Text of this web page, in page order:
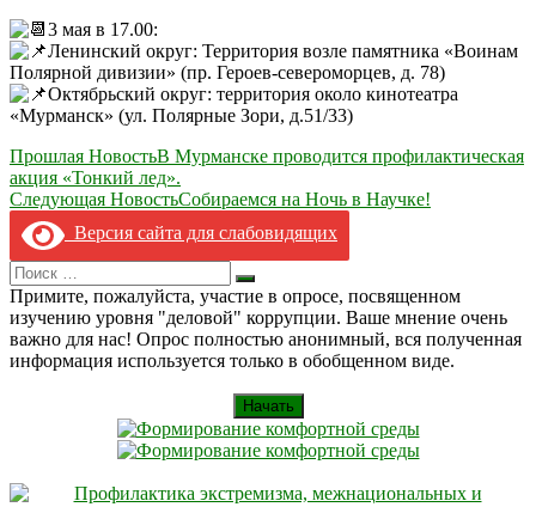
3 мая в 17.00:
Ленинский округ: Территория возле памятника «Воинам
Полярной дивизии» (пр. Героев-североморцев, д. 78)
Октябрьский округ: территория около кинотеатра
«Мурманск» (ул. Полярные Зори, д.51/33)
Навигация
по
записям
Прошлая НовостьВ Мурманске проводится профилактическая
акция «Тонкий лед».
Следующая НовостьСобираемся на Ночь в Научке!
Версия сайта для слабовидящих
Search
for:
Искать
Примите, пожалуйста, участие в опросе, посвященном
изучению уровня "деловой" коррупции. Ваше мнение очень
важно для нас! Опрос полностью анонимный, вся полученная
информация используется только в обобщенном виде.
Начать